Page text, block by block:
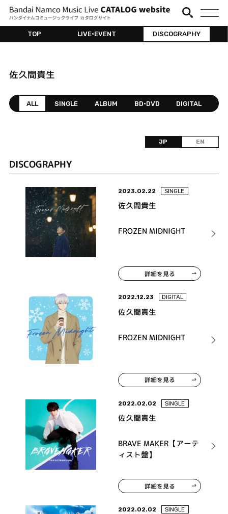
TOP LIVE•EVENT DISCOGRAPHY
佐久間貴生
ALL SINGLE ALBUM BD•DVD DIGITAL
JP EN
DISCOGRAPHY
2023.02.22 SINGLE
佐久間貴生
FROZEN MIDNIGHT
詳細を見る
2022.12.23 DIGITAL
佐久間貴生
FROZEN MIDNIGHT
詳細を見る
2022.02.02 SINGLE
佐久間貴生
BRAVE MAKER【アーテ
ィスト盤】
詳細を見る
2022.02.02 SINGLE